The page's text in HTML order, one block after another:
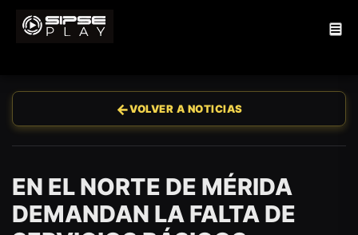
←VOLVER A NOTICIAS
EN EL NORTE DE MÉRIDA
DEMANDAN LA FALTA DE